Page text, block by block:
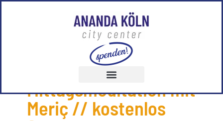
12:00
geführte
Mittagsmeditation mit
Meriç // kostenlos